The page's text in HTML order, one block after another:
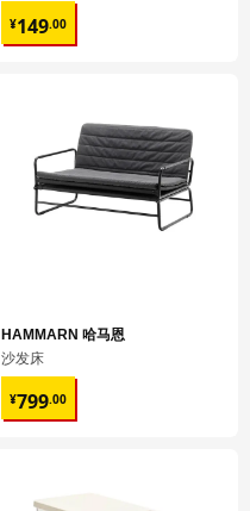
¥149.00
¥ 149.00
HAMMARN 哈马恩
沙发床
¥799.00
¥ 799.00